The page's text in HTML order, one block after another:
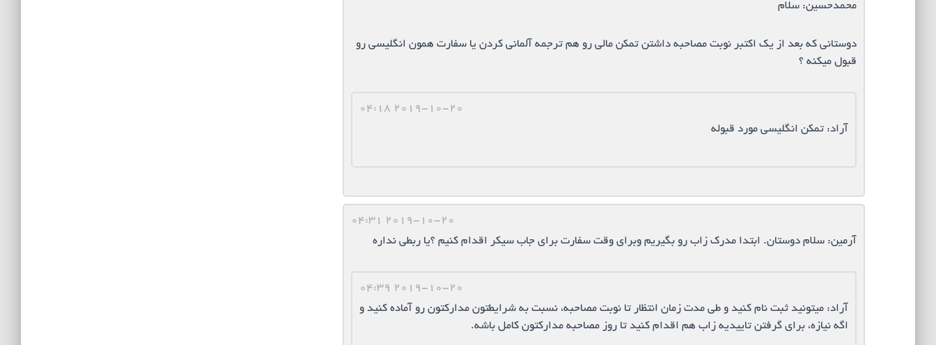
محمدحسین: سلام
دوستانی که بعد از یک اکتبر نوبت مصاحبه داشتن تمکن مالی رو هم ترجمه آلمانی کردن یا سفارت همون انگلیسی رو
قبول میکنه ؟
2019-10-20 04:18
آراد: تمکن انگلیسی مورد قبوله
2019-10-20 04:31
آرمین: سلام دوستان. ابتدا مدرک زاب رو بگیریم وبرای وقت سفارت برای جاب سیکر اقدام کنیم ؟یا ربطی نداره
2019-10-20 04:39
آراد: میتونید ثبت نام کنید و طی مدت زمان انتظار تا نوبت مصاحبه، نسبت به شرایطتون مدارکتون رو آماده کنید و
اگه نیازه، برای گرفتن تاییدیه زاب هم اقدام کنید تا روز مصاحبه مدارکتون کامل باشه.